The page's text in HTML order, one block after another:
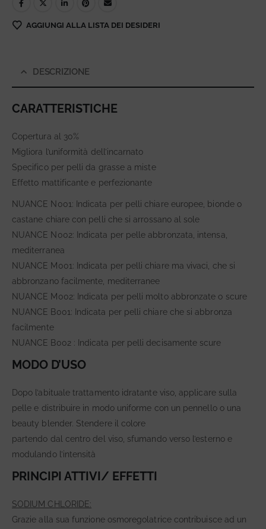
AGGIUNGI ALLA LISTA DEI DESIDERI
DESCRIZIONE
CARATTERISTICHE
Copertura al 30%
Migliora l’uniformità dell’incarnato
Specifico per pelli da grasse a miste
Effetto mattificante e perfezionante
NUANCE N001: Indicata per pelli chiare europee, bionde o
castane chiare con pelli che si arrossano al sole
NUANCE N002: Indicata per pelle abbronzata, intensa,
mediterranea
NUANCE M001: Indicata per pelli chiare ma vivaci, che si
abbronzano facilmente, mediterranee
NUANCE M002: Indicata per pelli molto abbronzate o scure
NUANCE B001: Indicata per pelli chiare che si abbronza
facilmente
NUANCE B002 : Indicata per pelli decisamente scure
MODO D’USO
Dopo l’abituale trattamento idratante viso, applicare sulla
pelle e distribuire in modo uniforme con un pennello o una
beauty blender. Stendere il colore
partendo dal centro del viso, sfumando verso l’esterno e
modulando l’intensità
PRINCIPI ATTIVI/ EFFETTI
SODIUM CHLORIDE:
Grazie alla sua funzione osmoregolatrice contribuisce ad un